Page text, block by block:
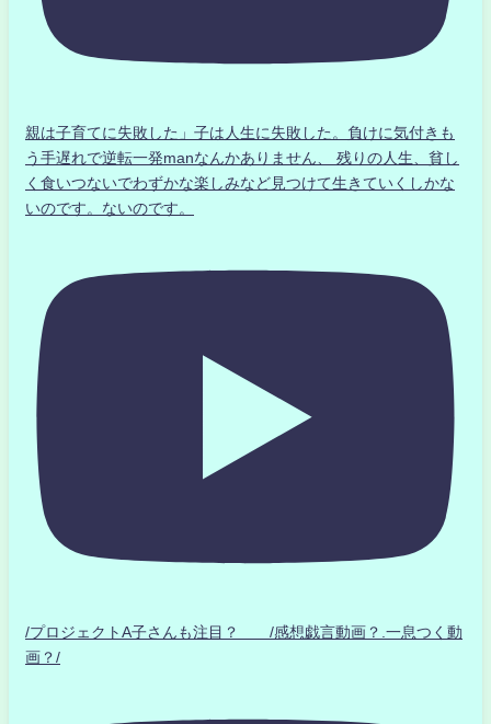
親は子育てに失敗した」子は人生に失敗した。負けに気付きも
う手遅れで逆転一発manなんかありません、 残りの人生、貧し
く食いつないでわずかな楽しみなど見つけて生きていくしかな
いのです。ないのです。
/プロジェクトA子さんも注目？ /感想戯言動画？.一息つく動
画？/